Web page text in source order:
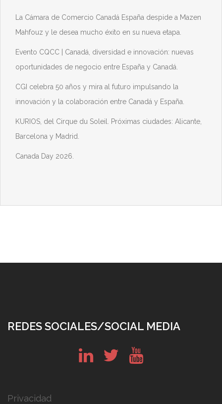
La Cámara de Comercio Canadá España despide a Mazen
Mahfouz y le desea mucho éxito en su nueva etapa.
Evento CQCC | Canadá, diversidad e innovación: nuevas
oportunidades de negocio entre España y Canadá.
CGI celebra 50 años y mira al futuro impulsando la
innovación y la colaboración entre Canadá y España.
KURIOS, del Cirque du Soleil. Próximas ciudades: Alicante,
Barcelona y Madrid.
Canada Day 2026.
REDES SOCIALES/SOCIAL MEDIA
Privacidad